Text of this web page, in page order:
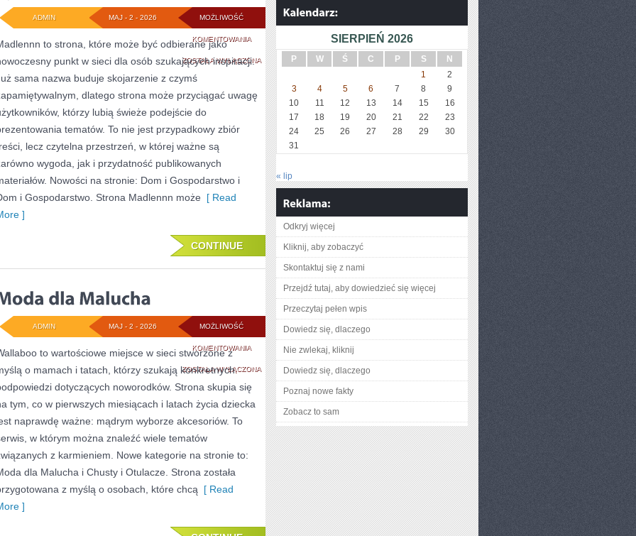
MOŻLIWOŚĆ
KOMENTOWANIAŻYCIE
CODZIENNE
WSI
ZOSTAŁA WYŁĄCZONA
MAJ - 2 - 2026
ADMIN
to strona, które może być odbierane jako
punkt w sieci dla osób szukających inspiracji.
sama nazwa buduje skojarzenie z czymś
dlatego strona może przyciągać uwagę
którzy lubią świeże podejście do
tematów. To nie jest przypadkowy zbiór
lecz czytelna przestrzeń, w której ważne są
wygoda, jak i przydatność publikowanych
Nowości na stronie: Dom i Gospodarstwo i
i Gospodarstwo. Strona Madlennn może [ Read
]
CONTINUE
MOŻLIWOŚĆ
KOMENTOWANIAMODA
DLA
MALUCHA
ZOSTAŁA WYŁĄCZONA
MAJ - 2 - 2026
ADMIN
to wartościowe miejsce w sieci stworzone z
o mamach i tatach, którzy szukają konkretnych
dotyczących noworodków. Strona skupia się
tym, co w pierwszych miesiącach i latach życia dziecka
naprawdę ważne: mądrym wyborze akcesoriów. To
w którym można znaleźć wiele tematów
z karmieniem. Nowe kategorie na stronie to:
dla Malucha i Chusty i Otulacze. Strona została
z myślą o osobach, które chcą [ Read
]
SIERPIEŃ 2026
P W Ś C P S
N
1
2
3
4 5 6 7 8
9
10
11 12 13 14 15
16
17
18 19 20 21 22
23
24
25 26 27 28 29
30
31
« lip
Odkryj więcej
Kliknij, aby zobaczyć
Skontaktuj się z nami
Przejdź tutaj, aby dowiedzieć się więcej
Przeczytaj pełen wpis
Dowiedz się, dlaczego
Nie zwlekaj, kliknij
Dowiedz się, dlaczego
Poznaj nowe fakty
Zobacz to sam